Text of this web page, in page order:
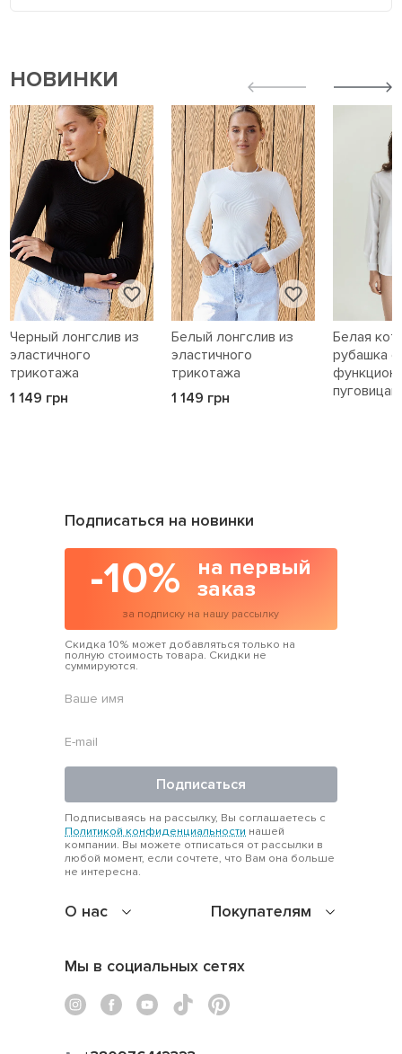
НОВИНКИ
Черный лонгслив из
эластичного
трикотажа
1 149 грн
Белый лонгслив из
эластичного
трикотажа
1 149 грн
Белая
рубашка с
О нас Покупателям
Подписаться на новинки
-10%
на первый
заказ
за подписку на нашу рассылку
Скидка 10% может добавляться только на
полную стоимость товара. Скидки не
суммируются.
Подписаться
Подписываясь на рассылку, Вы соглашаетесь с
Политикой конфиденциальности нашей
компании. Вы можете отписаться от рассылки в
любой момент, если сочтете, что Вам она больше
не интересна.
Мы в социальных сетях